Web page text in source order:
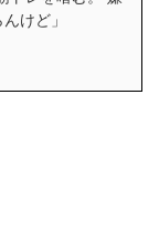
けど」